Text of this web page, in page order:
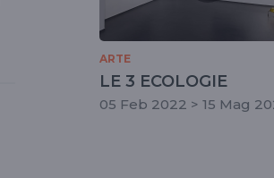
ARTE
LE 3 ECOLOGIE
05 Feb 2022 > 15 Mag